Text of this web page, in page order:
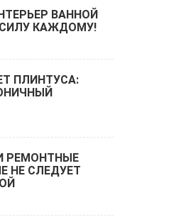
ВАННОЙ
КАЖДОМУ!
ПЛИНТУСА:
РЕМОНТНЫЕ
НЕ СЛЕДУЕТ